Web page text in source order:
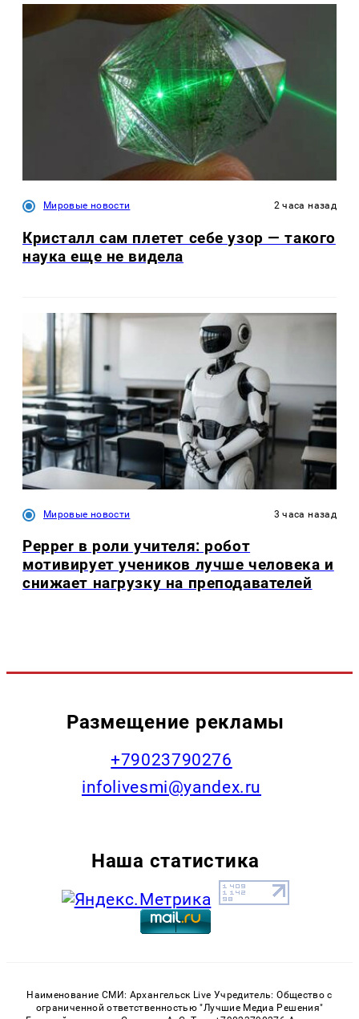
Мировые новости 2 часа назад
Кристалл сам плетет себе узор — такого
наука еще не видела
Мировые новости 3 часа назад
Pepper в роли учителя: робот
мотивирует учеников лучше человека и
снижает нагрузку на преподавателей
Размещение рекламы
+79023790276
infolivesmi@yandex.ru
Наша статистика
Наименование СМИ: Архангельск Live Учредитель: Общество с
ограниченной ответственностью "Лучшие Медиа Решения"